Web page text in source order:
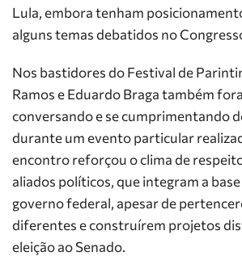
Lula, embora tenham
alguns temas debatidos no
Nos bastidores do Festival de
Ramos e Eduardo Braga também
conversando e se cumprimentando
durante um evento particular
encontro reforçou o clima de
aliados políticos, que integram a
governo federal, apesar de
diferentes e construírem projetos
eleição ao Senado.